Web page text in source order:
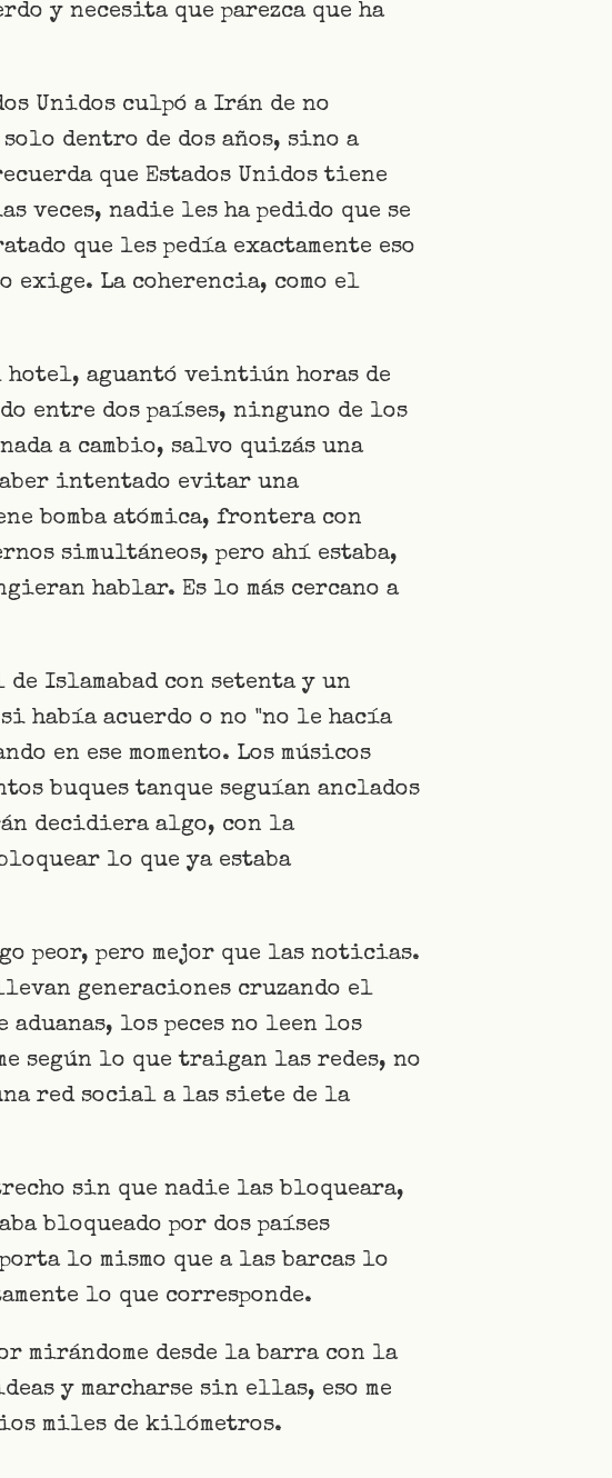
y necesita que parezca que ha
Unidos culpó a Irán de no
dentro de dos años, sino a
que Estados Unidos tiene
veces, nadie les ha pedido que se
que les pedía exactamente eso
exige. La coherencia, como el
aguantó veintiún horas de
entre dos países, ninguno de los
a cambio, salvo quizás una
intentado evitar una
bomba atómica, frontera con
simultáneos, pero ahí estaba,
hablar. Es lo más cercano a
Islamabad con setenta y un
había acuerdo o no "no le hacía
en ese momento. Los músicos
buques tanque seguían anclados
decidiera algo, con la
lo que ya estaba
peor, pero mejor que las noticias.
generaciones cruzando el
los peces no leen los
según lo que traigan las redes, no
red social a las siete de la
sin que nadie las bloqueara,
bloqueado por dos países
lo mismo que a las barcas lo
lo que corresponde.
mirándome desde la barra con la
y marcharse sin ellas, eso me
miles de kilómetros.